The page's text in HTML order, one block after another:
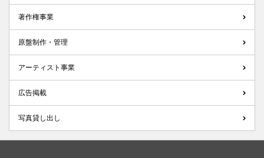
著作権事業
原盤制作・管理
アーティスト事業
広告掲載
写真貸し出し